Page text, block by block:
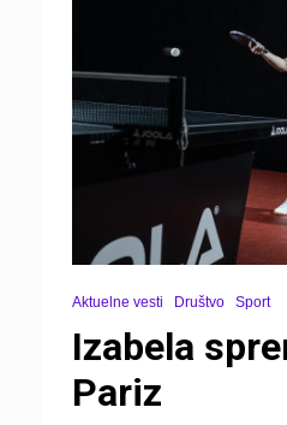
Aktuelne vesti Društvo Sport
Izabela
Pariz